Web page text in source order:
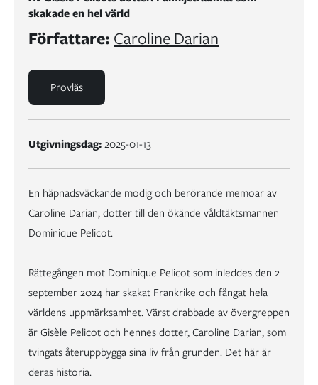
skakade en hel värld
Författare: Caroline Darian
Provläs
Utgivningsdag:2025-01-13
En häpnadsväckande modig och berörande memoar av
Caroline Darian, dotter till den ökände våldtäktsmannen
Dominique Pelicot.
Rättegången mot Dominique Pelicot som inleddes den 2
september 2024 har skakat Frankrike och fångat hela
världens uppmärksamhet. Värst drabbade av övergreppen
är Gisèle Pelicot och hennes dotter, Caroline Darian, som
tvingats återuppbygga sina liv från grunden. Det här är
deras historia.